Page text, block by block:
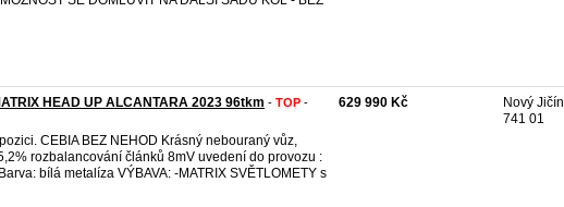
HEAD UP ALCANTARA 2023 96tkm - TOP -
CEBIA BEZ NEHOD Krásný nebouraný vůz,
rozbalancování článků 8mV uvedení do provozu :
bílá metalíza VÝBAVA: -MATRIX SVĚTLOMETY s
629 990 Kč
Nový Jičín
741 01